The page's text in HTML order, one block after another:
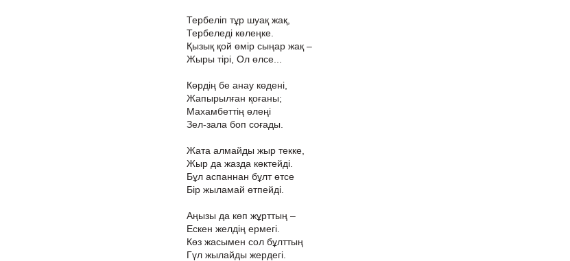
Тербеліп тұр шуақ жақ,
Тербеледі көлеңке.
Қызық қой өмір сыңар жақ –
Жыры тірі, Ол өлсе...
Көрдің бе анау көдені,
Жапырылған қоғаны;
Махамбеттің өлеңі
Зел-зала боп соғады.
Жата алмайды жыр текке,
Жыр да жазда көктейді.
Бұл аспаннан бұлт өтсе
Бір жыламай өтпейді.
Аңызы да көп жұрттың –
Ескен желдің ермегі.
Көз жасымен сол бұлттың
Гүл жылайды жердегі.